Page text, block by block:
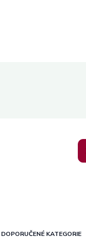
DOPORUČENÉ KATEGORIE